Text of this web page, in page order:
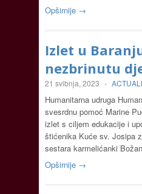
Opširnije →
Izlet u
nezbrinutu
21 svibnja, 2023 -
Humanitarna udruga
svesrdnu pomoć Marine
izlet s ciljem edukacije i
štićenika Kuće sv. Josipa
sestara karmelićanki
Opširnije →